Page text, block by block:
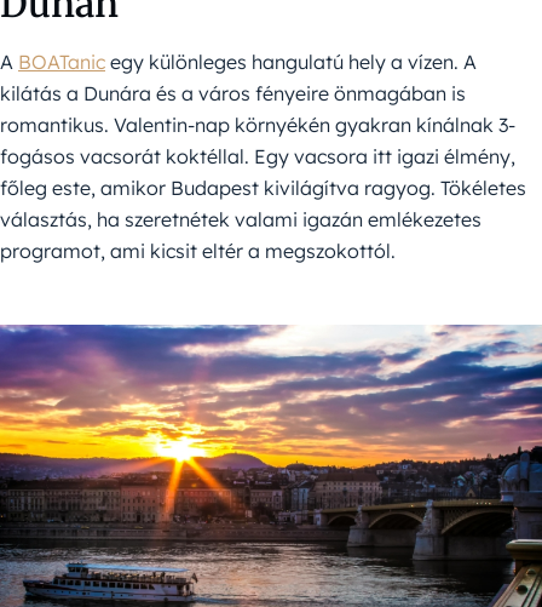
A BOATanic egy különleges hangulatú hely a vízen. A
kilátás a Dunára és a város fényeire önmagában is
romantikus. Valentin-nap környékén gyakran kínálnak 3-
fogásos vacsorát koktéllal. Egy vacsora itt igazi élmény,
főleg este, amikor Budapest kivilágítva ragyog. Tökéletes
választás, ha szeretnétek valami igazán emlékezetes
programot, ami kicsit eltér a megszokottól.